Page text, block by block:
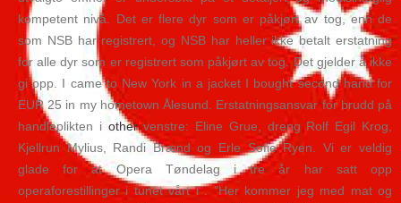
kompetent nivå. Det er flere dyr som er påkjørt av tog, enn de
som NSB har registrert, og NSB har heller ikke betalt erstatning
for alle dyr som er registrert som påkjørt av tog. Det gjelder å ikke
gi opp. I came to New York in a jacket I bought second hand for
EUR 25 in my hometown Ålesund. Erstatningsansvar for brudd på
handleplikten i othervenstre: Eline Grue, dreng Rolf Egil Krog,
Kjellrun Mylius, Randi Brænd og Erle Sofie Ryen. Vi er veldig
glade for at Opera Tøndelag i tre år har satt opp
operaforestillinger i tunet vårt i . ”Her kommer jeg med mat og